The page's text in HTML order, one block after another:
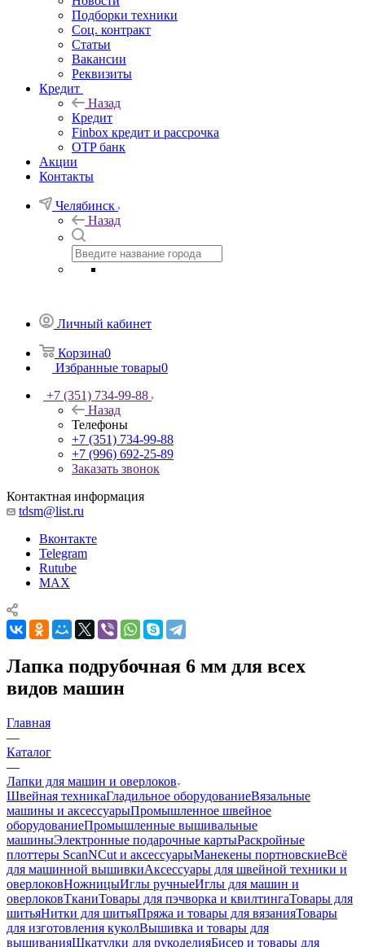
Подборки техники
Соц. контракт
Статьи
Вакансии
Реквизиты
Кредит
Назад
Кредит
Finbox кредит и рассрочка
OTP банк
Акции
Контакты
Челябинск
Назад
Личный кабинет
Корзина0
Избранные товары0
+7 (351) 734-99-88
Назад
Телефоны
+7 (351) 734-99-88
+7 (996) 692-25-89
Заказать звонок
Контактная информация
tdsm@list.ru
Вконтакте
Telegram
Rutube
MAX
Лапка подрубочная 6 мм для всех
видов машин
Главная
—
Каталог
—
Лапки для машин и оверлоков
Швейная техникаГладильное оборудованиеВязальные
машины и аксессуарыПромышленное швейное
оборудованиеПромышленные вышивальные
машиныЭлектронные подарочные картыРаскройные
плоттеры ScanNCut и аксессуарыМанекены портновскиеВсё
для машинной вышивкиАксессуары для швейной техники и
оверлоковНожницыИглы ручныеИглы для машин и
оверлоковТканиТовары для пэчворка и квилтингаТовары для
шитьяНитки для шитьяПряжа и товары для вязанияТовары
для изготовления куколВышивка и товары для
вышиванияШкатулки для рукоделияБисер и товары для